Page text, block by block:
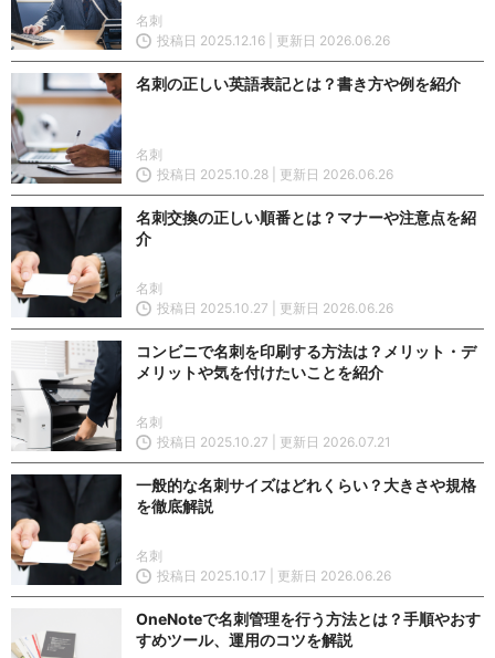
投稿日 2025.12.16 | 更新日 2026.06.26
名刺
名刺の正しい英語表記とは？書き方や例を紹介
投稿日 2025.10.28 | 更新日 2026.06.26
名刺
名刺交換の正しい順番とは？マナーや注意点を紹
介
投稿日 2025.10.27 | 更新日 2026.06.26
名刺
コンビニで名刺を印刷する方法は？メリット・デ
メリットや気を付けたいことを紹介
投稿日 2025.10.27 | 更新日 2026.07.21
名刺
一般的な名刺サイズはどれくらい？大きさや規格
を徹底解説
投稿日 2025.10.17 | 更新日 2026.06.26
名刺
OneNoteで名刺管理を行う方法とは？手順やおす
すめツール、運用のコツを解説